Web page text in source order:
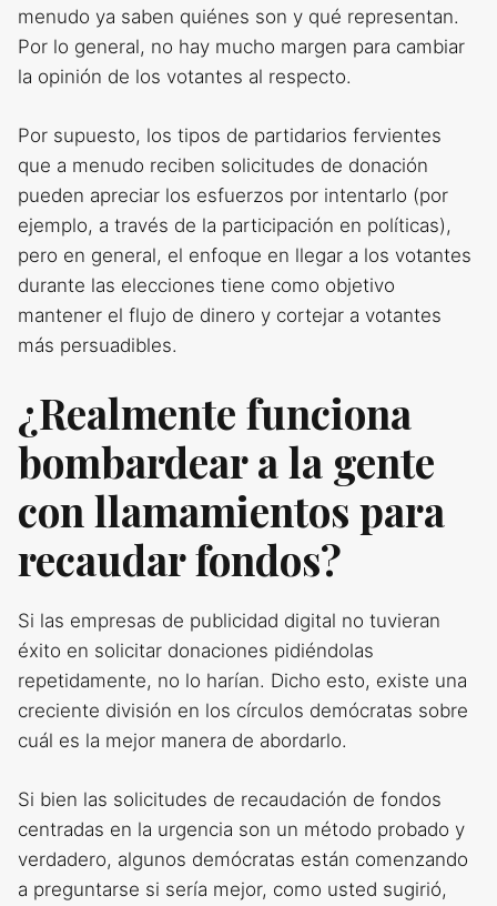
menudo ya saben quiénes son y qué representan.
Por lo general, no hay mucho margen para cambiar
la opinión de los votantes al respecto.
Por supuesto, los tipos de partidarios fervientes
que a menudo reciben solicitudes de donación
pueden apreciar los esfuerzos por intentarlo (por
ejemplo, a través de la participación en políticas),
pero en general, el enfoque en llegar a los votantes
durante las elecciones tiene como objetivo
mantener el flujo de dinero y cortejar a votantes
más persuadibles.
¿Realmente funciona
bombardear a la gente
con llamamientos para
recaudar fondos?
Si las empresas de publicidad digital no tuvieran
éxito en solicitar donaciones pidiéndolas
repetidamente, no lo harían. Dicho esto, existe una
creciente división en los círculos demócratas sobre
cuál es la mejor manera de abordarlo.
Si bien las solicitudes de recaudación de fondos
centradas en la urgencia son un método probado y
verdadero, algunos demócratas están comenzando
a preguntarse si sería mejor, como usted sugirió,